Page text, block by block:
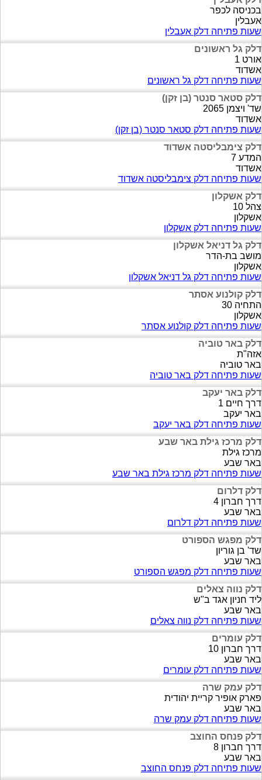
בכניסה לכפר
אעבלין
שעות פתיחה דלק אעבלין
דלק גל ראשונים
אורט 1
אשדוד
שעות פתיחה דלק גל ראשונים
דלק סטאר סנטר (בן זקן)
שד' ויצמן 2065
אשדוד
שעות פתיחה דלק סטאר סנטר (בן זקן)
דלק צימבליסטה אשדוד
המדע 7
אשדוד
שעות פתיחה דלק צימבליסטה אשדוד
דלק אשקלון
צהל 10
אשקלון
שעות פתיחה דלק אשקלון
דלק גל דניאל אשקלון
מושב בת-הדר
אשקלון
שעות פתיחה דלק גל דניאל אשקלון
דלק קולנוע אסתר
התחיה 30
אשקלון
שעות פתיחה דלק קולנוע אסתר
דלק באר טוביה
אזה"ת
באר טוביה
שעות פתיחה דלק באר טוביה
דלק באר יעקב
דרך חיים 1
באר יעקב
שעות פתיחה דלק באר יעקב
דלק מרכז גילת באר שבע
מרכז גילת
באר שבע
שעות פתיחה דלק מרכז גילת באר שבע
דלק דלרום
דרך חברון 4
באר שבע
שעות פתיחה דלק דלרום
דלק מפגש הספורט
שד' בן גוריון
באר שבע
שעות פתיחה דלק מפגש הספורט
דלק נווה צאלים
ליד חניון אגד ב"ש
באר שבע
שעות פתיחה דלק נווה צאלים
דלק עומרים
דרך חברון 10
באר שבע
שעות פתיחה דלק עומרים
דלק עמק שרה
פארק אופיר קריית יהודית
באר שבע
שעות פתיחה דלק עמק שרה
דלק פנחס החוצב
דרך חברון 8
באר שבע
שעות פתיחה דלק פנחס החוצב